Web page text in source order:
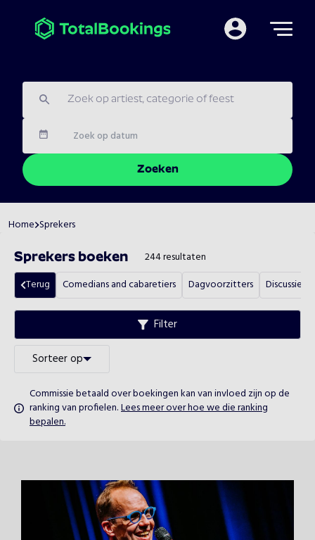
Mijn
Datum
Zoeken
Home Sprekers
Sprekers boeken 244resultaten
Terug
Comedians and cabaretiers Dagvoorzitters
Filter
Sorteer op
Commissie betaald over boekingen kan van invloed zijn op de
ranking van profielen.Lees meer over hoe we die ranking
bepalen.